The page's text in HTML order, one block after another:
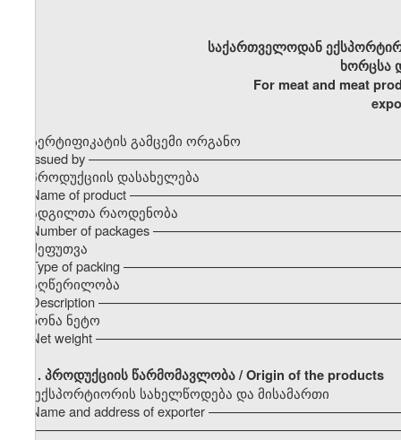
საქართველოდან
ხორცსა
For meat and meat
სერტიფიკატის გამცემი ორგანო
Issued by
პროდუქციის დასახელება
Name of product
ადგილთა რაოდენობა
Number of packages
შეფუთვა
Type of packing
აღწერილობა
Description
წონა ნეტო
Net weight
1. პროდუქციის წარმომავლობა / Origin of the products
ექსპორტიორის სახელწოდება და მისამართი
Name and address of exporter